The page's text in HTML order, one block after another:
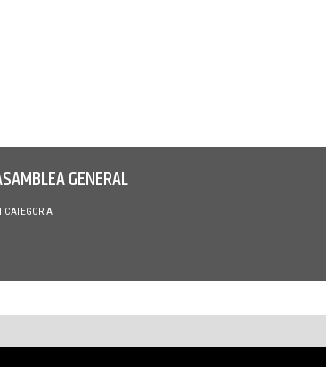
GENERAL
CATEGORIA